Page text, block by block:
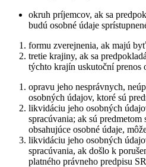
okruh príjemcov, ak sa
budú osobné údaje
formu zverejnenia, ak majú
tretie krajiny, ak sa
týchto krajín uskutoční prenos
opravu jeho nesprávnych,
osobných údajov, ktoré sú
likvidáciu jeho osobných
spracúvania; ak sú
obsahujúce osobné údaje,
likvidáciu jeho osobných
spracúvania, ak došlo k
platného právneho predpisu